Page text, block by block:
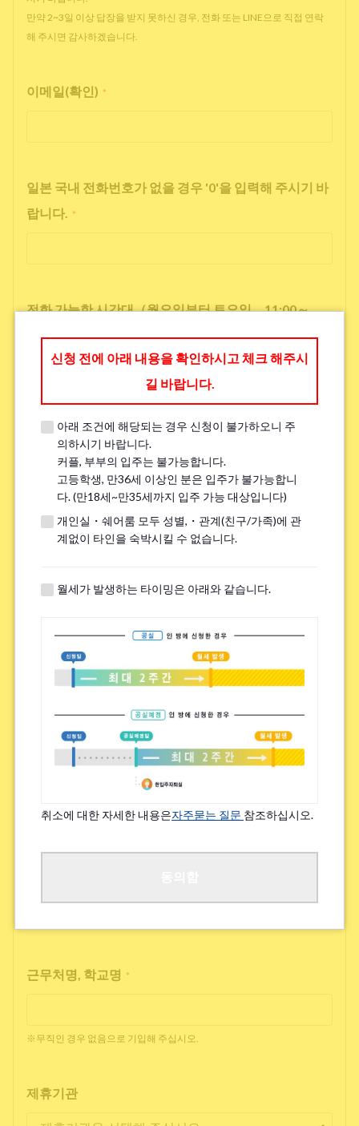
만약 2~3일 이상 답장을 받지 못하신 경우, 전화 또는 LINE으로 직접 연락
해 주시면 감사하겠습니다.
이메일(확인) *
일본 국내 전화번호가 없을 경우 '0'을 입력해 주시기 바
랍니다.
*
전화 가능한 시간대（월요일부터 토요일 11:00～
17:00） *
※견학 전에 전화나 LINE, Zoom을 통해 견학에 대한 세부 내용을 안내해 드
※이미 견학을 진행한 분은 ｢견학했음｣이라고 기입해주세요.
*
※전면 금연 하우스에는 흡연자는 입주하실 수 없으므로 양해 바랍니다.
자전거 주차장에 대해. *
필수 불필요
특기할 알레르기/지병 등 *
※쾌적한 거주를 위해 여쭙고 있습니다.
근무처명, 학교명 *
※무직인 경우 없음으로 기입해 주십시오.
제휴기관
신청 전에 아래 내용을 확인하시고 체크 해주시
길 바랍니다.
아래 조건에 해당되는 경우 신청이 불가하오니 주
의하시기 바랍니다.
커플, 부부의 입주는 불가능합니다.
고등학생, 만36세 이상인 분은 입주가 불가능합니
다. (만18세~만35세까지 입주 가능 대상입니다)
개인실・쉐어룸 모두 성별,・관계(친구/가족)에 관
계없이 타인을 숙박시킬 수 없습니다.
월세가 발생하는 타이밍은 아래와 같습니다.
취소에 대한 자세한 내용은자주묻는 질문 참조하십시오.